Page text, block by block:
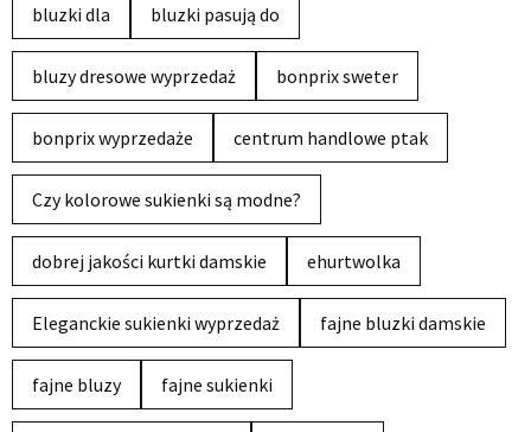
bluzki dla bluzki pasują do
bluzy dresowe wyprzedaż bonprix sweter
bonprix wyprzedaże centrum handlowe ptak
Czy kolorowe sukienki są modne?
dobrej jakości kurtki damskie ehurtwolka
Eleganckie sukienki wyprzedaż fajne bluzki damskie
fajne bluzy fajne sukienki